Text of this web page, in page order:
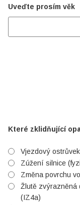
Uveďte prosím věk
Které zklidňující
Vjezdový ostrůvek
Zúžení silnice
Změna povrchu
Žlutě zvýrazněná
(IZ4a)